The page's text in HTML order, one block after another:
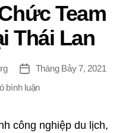
Team
Thái Lan
Ngày
đăng
Tháng Bảy 7, 2021
bình luậnở
Tổ
công nghiệp du lịch,